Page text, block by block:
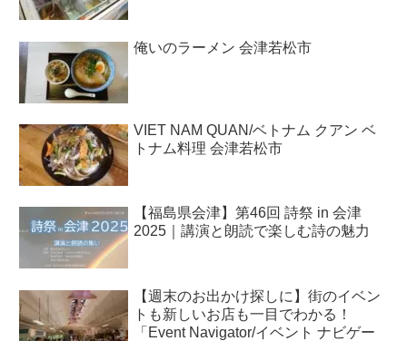
俺いのラーメン 会津若松市
VIET NAM QUAN/ベトナム クアン ベ
トナム料理 会津若松市
【福島県会津】第46回 詩祭 in 会津
2025｜講演と朗読で楽しむ詩の魅力
【週末のお出かけ探しに】街のイベン
トも新しいお店も一目でわかる！
「Event Navigator/イベント ナビゲー